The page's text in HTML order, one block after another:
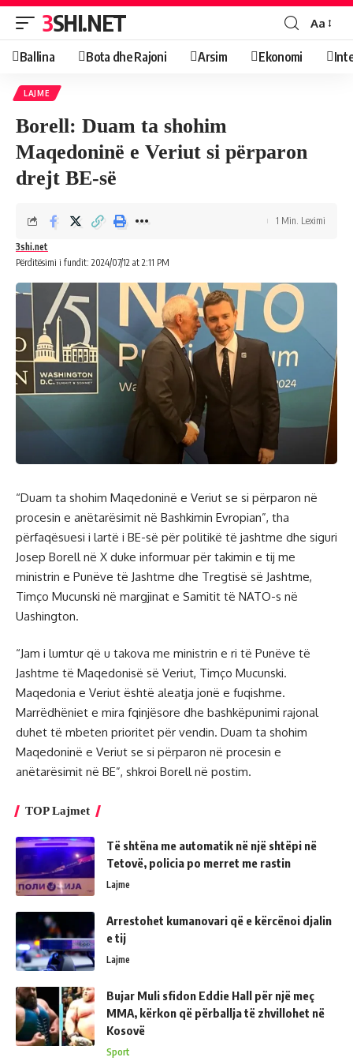
3SHI.NET Aa
Ballina Bota dhe Rajoni Arsim Ekonomi
LAJME
Borell: Duam ta shohim
Maqedoninë e Veriut si përparon
drejt BE-së
Përditësimi i fundit: 2024/07/12 at 2:11 PM
3shi.net
1 Min. Leximi
“Duam ta shohim Maqedoninë e Veriut se si përparon në
procesin e anëtarësimit në Bashkimin Evropian”, tha
përfaqësuesi i lartë i BE-së për politikë të jashtme dhe siguri
Josep Borell në X duke informuar për takimin e tij me
ministrin e Punëve të Jashtme dhe Tregtisë së Jashtme,
Timço Mucunski në margjinat e Samitit të NATO-s në
Uashington.
“Jam i lumtur që u takova me ministrin e ri të Punëve të
Jashtme të Maqedonisë së Veriut, Timço Mucunski.
Maqedonia e Veriut është aleatja jonë e fuqishme.
Marrëdhëniet e mira fqinjësore dhe bashkëpunimi rajonal
duhet të mbeten prioritet për vendin. Duam ta shohim
Maqedoninë e Veriut se si përparon në procesin e
anëtarësimit në BE”, shkroi Borell në postim.
TOP Lajmet
Të shtëna me automatik në një shtëpi në
Tetovë, policia po merret me rastin
Lajme
Arrestohet kumanovari që e kërcënoi djalin
e tij
Lajme
Bujar Muli sfidon Eddie Hall për një meç
MMA, kërkon që përballja të zhvillohet në
Kosovë
Sport